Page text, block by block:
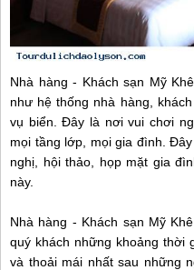
Nhà hàng - Khách sạn Mỹ
như hệ thống nhà hàng,
vụ biển. Đây là nơi vui chơi
mọi tầng lớp, mọi gia đình.
nghị, hội thảo, họp mặt gia
này.
Nhà hàng - Khách sạn Mỹ
quý khách những khoảng thời
và thoải mái nhất sau những